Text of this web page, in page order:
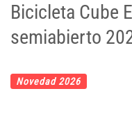
Bicicleta Cube
semiabierto
Novedad 2026